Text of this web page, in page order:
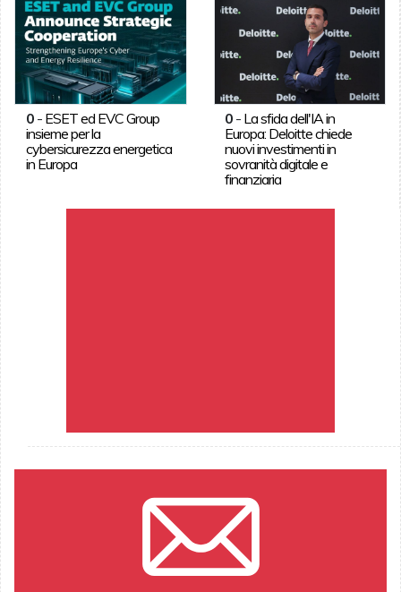
0- ESET ed EVC Group
insieme per la
cybersicurezza energetica
in Europa
0 - La sfida dell'IA in
Europa: Deloitte chiede
nuovi investimenti in
sovranità digitale e
finanziaria